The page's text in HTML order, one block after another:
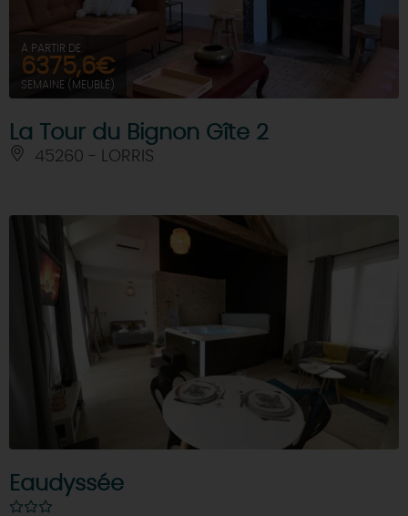
À PARTIR DE
6375,6€
SEMAINE (MEUBLÉ)
La Tour du Bignon Gîte 2
45260 - LORRIS
Eaudyssée